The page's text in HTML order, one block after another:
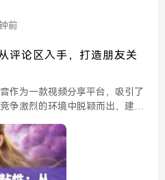
前
评论区入手，打造朋友关
作为一款视频分享平台，吸引了
争激烈的环境中脱颖而出，建立
丝之间的情感联系，进而构建良